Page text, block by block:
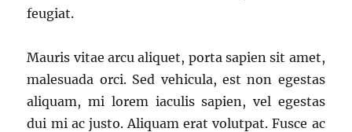
feugiat.
Mauris vitae arcu aliquet, porta sapien sit amet,
malesuada orci. Sed vehicula, est non egestas
aliquam, mi lorem iaculis sapien, vel egestas
dui mi ac justo. Aliquam erat volutpat. Fusce ac